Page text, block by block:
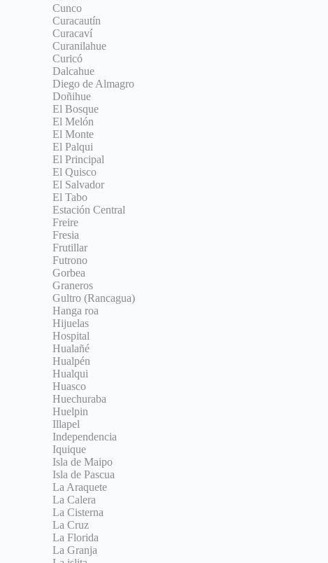
Cunco
Curacautín
Curacaví
Curanilahue
Curicó
Dalcahue
Diego de Almagro
Doñihue
El Bosque
El Melón
El Monte
El Palqui
El Principal
El Quisco
El Salvador
El Tabo
Estación Central
Freire
Fresia
Frutillar
Futrono
Gorbea
Graneros
Gultro (Rancagua)
Hanga roa
Hijuelas
Hospital
Hualañé
Hualpén
Hualqui
Huasco
Huechuraba
Huelpin
Illapel
Independencia
Iquique
Isla de Maipo
Isla de Pascua
La Araquete
La Calera
La Cisterna
La Cruz
La Florida
La Granja